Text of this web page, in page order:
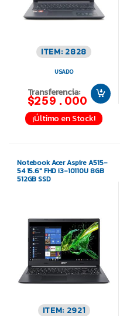
ITEM: 2828
USADO
Transferencia:
$259.000
¡Último en Stock!
Notebook Acer Aspire A515-
54 15.6″ FHD i3-10110U 8GB
512GB SSD
ITEM: 2921